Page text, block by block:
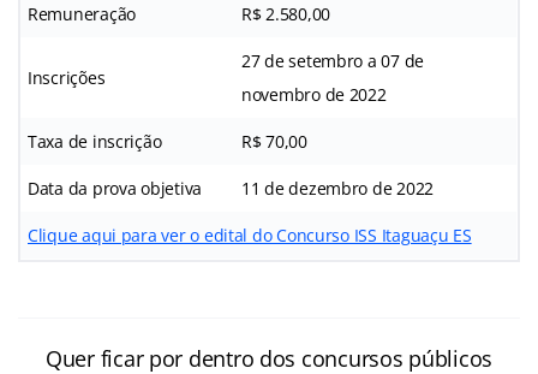
Remuneração R$ 2.580,00
Inscrições
27 de setembro a 07 de
novembro de 2022
Taxa de inscrição R$ 70,00
Data da prova objetiva 11 de dezembro de 2022
Clique aqui para ver o edital do Concurso ISS Itaguaçu ES
Quer ficar por dentro dos concursos públicos